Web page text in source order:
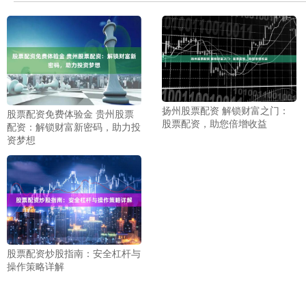
股票配资免费体验金 贵州股票
配资：解锁财富新密码，助力投
资梦想
扬州股票配资 解锁财富之门：
股票配资，助您倍增收益
股票配资炒股指南：安全杠杆与
操作策略详解